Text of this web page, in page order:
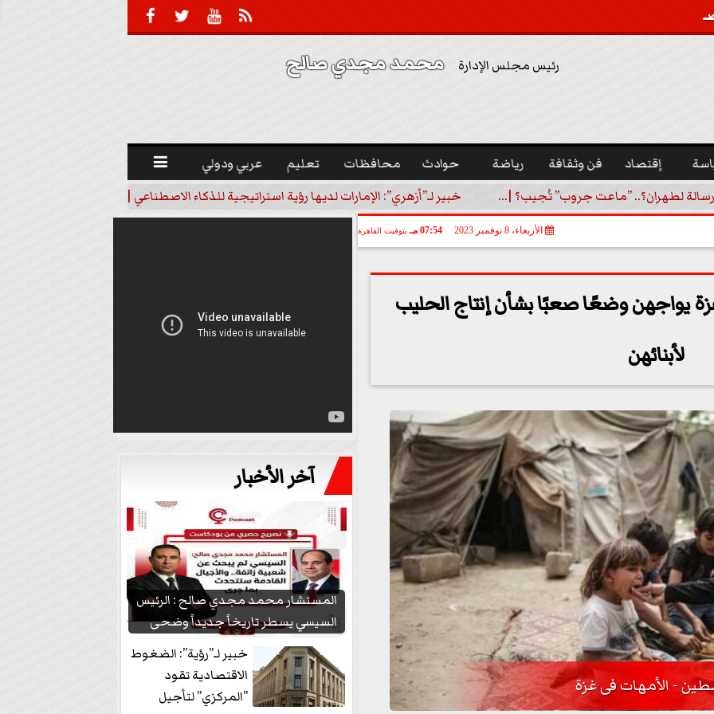
  

رئيس مجلس الإدارة محمد مجدي صالح
إقتصاد فن وثقافة رياضة حوادث محافظات تعليم عربي ودولي 
لطهران؟.. ”ماعت جروب” تُجيب؟ |... خبير لـ”أزهري”: الإمارات لديها رؤية استراتيجية للذكاء الاصطناعي | فيديو
الأربعاء، 8 نوفمبر 2023 07:54 مـ بتوقيت القاهرة
يواجهن وضعًا صعبًا بشأن إنتاج الحليب
لأبنائهن
- الأمهات فى غزة
آخر الأخبار
المستشار محمد مجدي صالح : الرئيس
السيسي يسطر تاريخاً جديداً وضحى
بشعبيته...
خبير لـ”رؤية”: الضغوط
الاقتصادية تقود
”المركزي” لتأجيل